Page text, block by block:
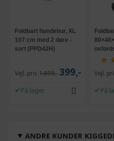
Foldbart hundebur, XL
107 cm med 2 døre -
sort (PPD42H)
Vejl. pris 1.699,- 399,-
På lager
Vejl.
På
ANDRE KUNDER